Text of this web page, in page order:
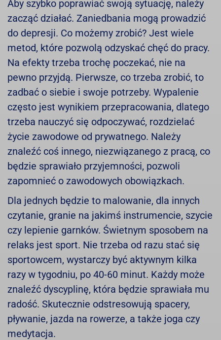
Aby szybko poprawiać swoją sytuację, należy
zacząć działać. Zaniedbania mogą prowadzić
do depresji. Co możemy zrobić? Jest wiele
metod, które pozwolą odzyskać chęć do pracy.
Na efekty trzeba trochę poczekać, nie na
pewno przyjdą. Pierwsze, co trzeba zrobić, to
zadbać o siebie i swoje potrzeby. Wypalenie
często jest wynikiem przepracowania, dlatego
trzeba nauczyć się odpoczywać, rozdzielać
życie zawodowe od prywatnego. Należy
znaleźć coś innego, niezwiązanego z pracą, co
będzie sprawiało przyjemności, pozwoli
zapomnieć o zawodowych obowiązkach.
Dla jednych będzie to malowanie, dla innych
czytanie, granie na jakimś instrumencie, szycie
czy lepienie garnków. Świetnym sposobem na
relaks jest sport. Nie trzeba od razu stać się
sportowcem, wystarczy być aktywnym kilka
razy w tygodniu, po 40-60 minut. Każdy może
znaleźć dyscyplinę, która będzie sprawiała mu
radość. Skutecznie odstresowują spacery,
pływanie, jazda na rowerze, a także joga czy
medytacja.